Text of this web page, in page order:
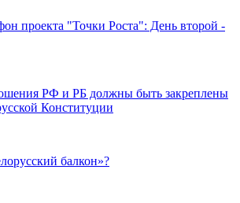
проекта "Точки Роста": День второй -
РФ и РБ должны быть закреплены
Конституции
балкон»?